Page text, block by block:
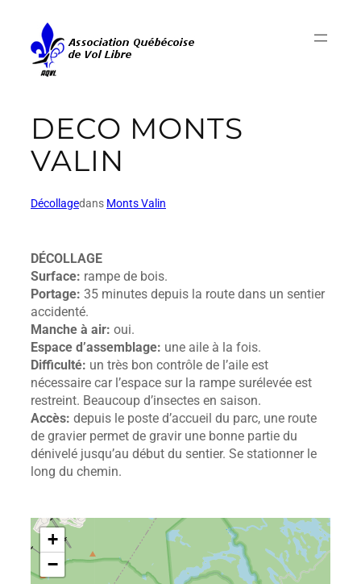
DECO MONTS
VALIN
Décollagedans Monts Valin
DÉCOLLAGE
Surface: rampe de bois.
Portage: 35 minutes depuis la route dans un sentier
accidenté.
Manche à air: oui.
Espace d’assemblage: une aile à la fois.
Difficulté: un très bon contrôle de l’aile est
nécessaire car l’espace sur la rampe surélevée est
restreint. Beaucoup d’insectes en saison.
Accès: depuis le poste d’accueil du parc, une route
de gravier permet de gravir une bonne partie du
dénivelé jusqu’au début du sentier. Se stationner le
long du chemin.
+
−